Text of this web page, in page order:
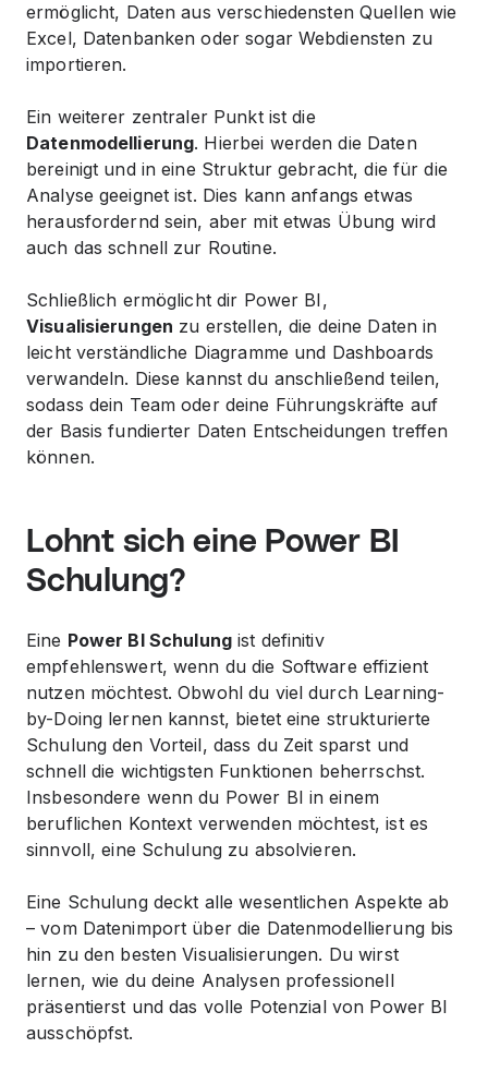
ermöglicht, Daten aus verschiedensten Quellen wie
Excel, Datenbanken oder sogar Webdiensten zu
importieren.
Ein weiterer zentraler Punkt ist die
Datenmodellierung. Hierbei werden die Daten
bereinigt und in eine Struktur gebracht, die für die
Analyse geeignet ist. Dies kann anfangs etwas
herausfordernd sein, aber mit etwas Übung wird
auch das schnell zur Routine.
Schließlich ermöglicht dir Power BI,
Visualisierungen zu erstellen, die deine Daten in
leicht verständliche Diagramme und Dashboards
verwandeln. Diese kannst du anschließend teilen,
sodass dein Team oder deine Führungskräfte auf
der Basis fundierter Daten Entscheidungen treffen
können.
Lohnt sich eine Power BI
Schulung?
Eine Power BI Schulungist definitiv
empfehlenswert, wenn du die Software effizient
nutzen möchtest. Obwohl du viel durch Learning-
by-Doing lernen kannst, bietet eine strukturierte
Schulung den Vorteil, dass du Zeit sparst und
schnell die wichtigsten Funktionen beherrschst.
Insbesondere wenn du Power BI in einem
beruflichen Kontext verwenden möchtest, ist es
sinnvoll, eine Schulung zu absolvieren.
Eine Schulung deckt alle wesentlichen Aspekte ab
– vom Datenimport über die Datenmodellierung bis
hin zu den besten Visualisierungen. Du wirst
lernen, wie du deine Analysen professionell
präsentierst und das volle Potenzial von Power BI
ausschöpfst.